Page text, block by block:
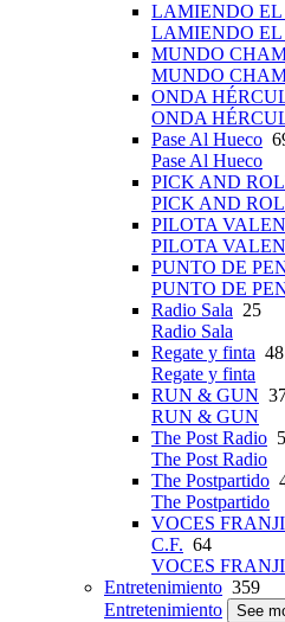
LAMIENDO EL
LAMIENDO EL
MUNDO
MUNDO
ONDA
ONDA
Pase Al Hueco
Pase Al Hueco
PICK AND
PICK AND
PILOTA
PILOTA
PUNTO DE
PUNTO DE
Radio Sala 25
Radio Sala
Regate y finta 48
Regate y finta
RUN & GUN
RUN & GUN
The Post Radio
The Post Radio
The Postpartido
The Postpartido
VOCES
C.F. 64
VOCES
Entretenimiento 359
Entretenimiento
See